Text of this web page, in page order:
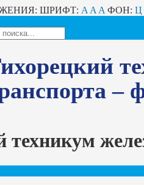
ШРИФТ: A A A ФОН: Ц
техникум